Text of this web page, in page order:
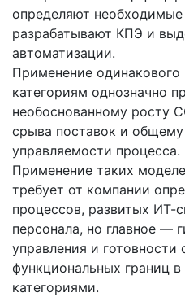
определяют
разрабатывают КПЭ и
автоматизации.
Применение
категориям однозначно
необоснованному росту
срыва поставок и
управляемости процесса.
Применение таких
требует от компании
процессов, развитых ИТ-
персонала, но главное —
управления и готовности
функциональных границ
категориями.